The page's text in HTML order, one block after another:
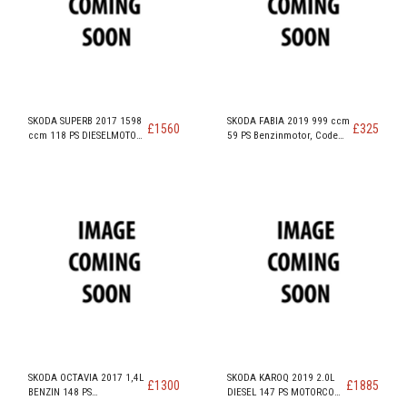
SKODA SUPERB 2017 1598
ccm 118 PS DIESELMOTOR £1560
SKODA FABIA 2019 999 ccm
59 PS Benzinmotor, Code
£325
SKODA OCTAVIA 2017 1,4L
BENZIN 148 PS
£1300
SKODA KAROQ 2019 2.0L
DIESEL 147 PS MOTORCODE £1885